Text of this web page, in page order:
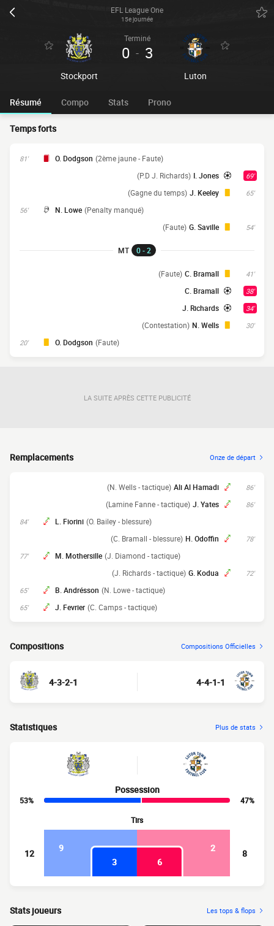
EFL League One
15e journée
Stockport
Terminé
0 - 3
Luton
Résumé Compo Stats Prono
Temps forts
81' O. Dodgson (2ème jaune - Faute)
69'
I. Jones
(P.D J. Richards)
65'
J. Keeley
(Gagne du temps)
56' N. Lowe (Penalty manqué)
54'
G. Saville
(Faute)
MT 0 - 2
41'
C. Bramall
(Faute)
38'
C. Bramall
34'
J. Richards
30'
N. Wells
(Contestation)
20' O. Dodgson (Faute)
LA SUITE APRÈS CETTE PUBLICITÉ
Remplacements Onze de départ
86'
Ali Al Hamadi
(N. Wells - tactique)
86'
J. Yates
(Lamine Fanne - tactique)
84' L. Fiorini (O. Bailey - blessure)
78'
H. Odoffin
(C. Bramall - blessure)
77' M. Mothersille (J. Diamond - tactique)
72'
G. Kodua
(J. Richards - tactique)
65' B. Andrésson (N. Lowe - tactique)
65' J. Fevrier (C. Camps - tactique)
Compositions Compositions Officielles
4-3-2-1 4-4-1-1
Statistiques Plus de stats
Possession
53%
47%
Tirs
12 9
2
3
6
8
Stats joueurs Les tops & flops